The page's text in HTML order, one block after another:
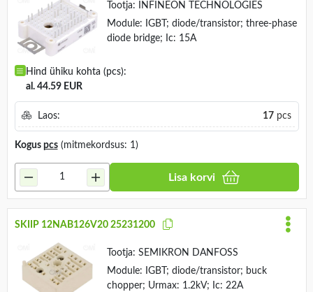
Tootja:
INFINEON TECHNOLOGIES
Module: IGBT; diode/transistor; three-phase
diode bridge; Ic: 15A
Hind ühiku kohta (pcs):
al. 44.59 EUR
Laos: 17pcs
Kogus pcs(mitmekordsus: 1)
Lisa korvi
SKIIP 12NAB126V20 25231200
Tootja: SEMIKRON DANFOSS
Module: IGBT; diode/transistor; buck
chopper; Urmax: 1.2kV; Ic: 22A